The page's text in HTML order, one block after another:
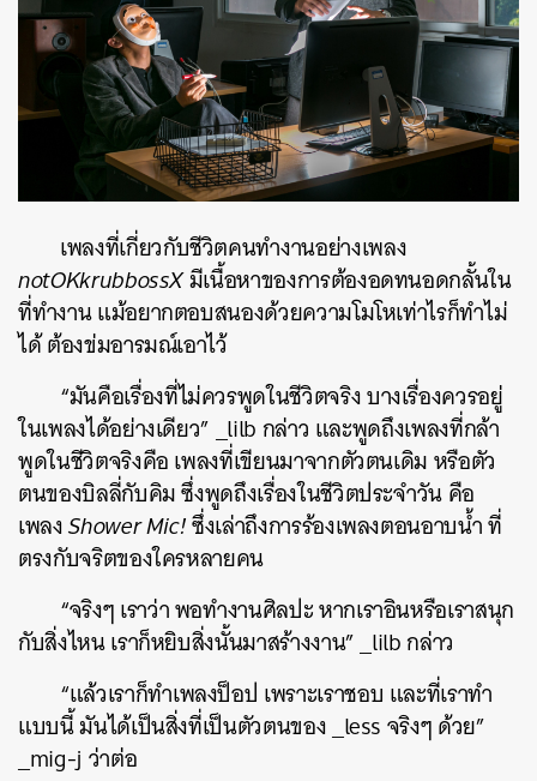
เพลงที่เกี่ยวกับชีวิตคนทำงานอย่างเพลง
notOKkrubbossXมีเนื้อหาของการต้องอดทนอดกลั้นใน
ที่ทำงาน แม้อยากตอบสนองด้วยความโมโหเท่าไรก็ทำไม่
ได้ ต้องข่มอารมณ์เอาไว้
“มันคือเรื่องที่ไม่ควรพูดในชีวิตจริง บางเรื่องควรอยู่
ในเพลงได้อย่างเดียว” _lilb กล่าว และพูดถึงเพลงที่กล้า
พูดในชีวิตจริงคือ เพลงที่เขียนมาจากตัวตนเดิม หรือตัว
ตนของบิลลี่กับคิม ซึ่งพูดถึงเรื่องในชีวิตประจำวัน คือ
เพลงShower Mic!ซึ่งเล่าถึงการร้องเพลงตอนอาบน้ำ ที่
ตรงกับจริตของใครหลายคน
“จริงๆ เราว่า พอทำงานศิลปะ หากเราอินหรือเราสนุก
กับสิ่งไหน เราก็หยิบสิ่งนั้นมาสร้างงาน” _lilb กล่าว
“แล้วเราก็ทำเพลงป็อป เพราะเราชอบ และที่เราทำ
แบบนี้ มันได้เป็นสิ่งที่เป็นตัวตนของ _less จริงๆ ด้วย”
_mig-j ว่าต่อ